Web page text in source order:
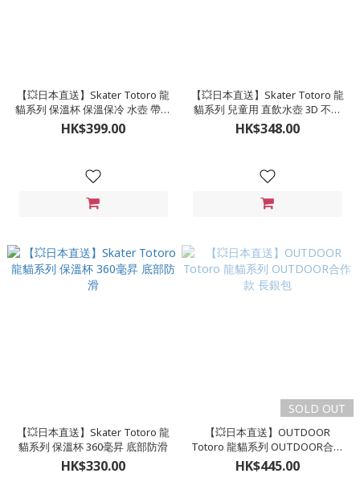
【💥日本直送】Skater Totoro 龍
貓系列 保溫杯 保溫保冷 水壺 帶杯
子
HK$399.00
【💥日本直送】Skater Totoro 龍
貓系列 兒童用 直飲水壺 3D 不銹
鋼
HK$348.00
【💥日本直送】Skater Totoro 龍
貓系列 保溫杯 360毫昇 底部防滑
HK$330.00
SOLD OUT
【💥日本直送】OUTDOOR
Totoro 龍貓系列 OUTDOOR合作
款 長銀包
HK$445.00